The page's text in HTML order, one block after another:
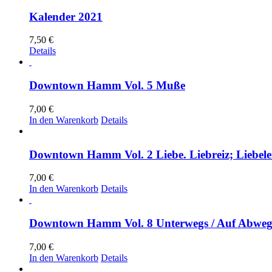
Kalender 2021
7,50 €
Details
Downtown Hamm Vol. 5 Muße
7,00 €
In den Warenkorb Details
Downtown Hamm Vol. 2 Liebe. Liebreiz;
7,00 €
In den Warenkorb Details
Downtown Hamm Vol. 8 Unterwegs / Auf
7,00 €
In den Warenkorb Details